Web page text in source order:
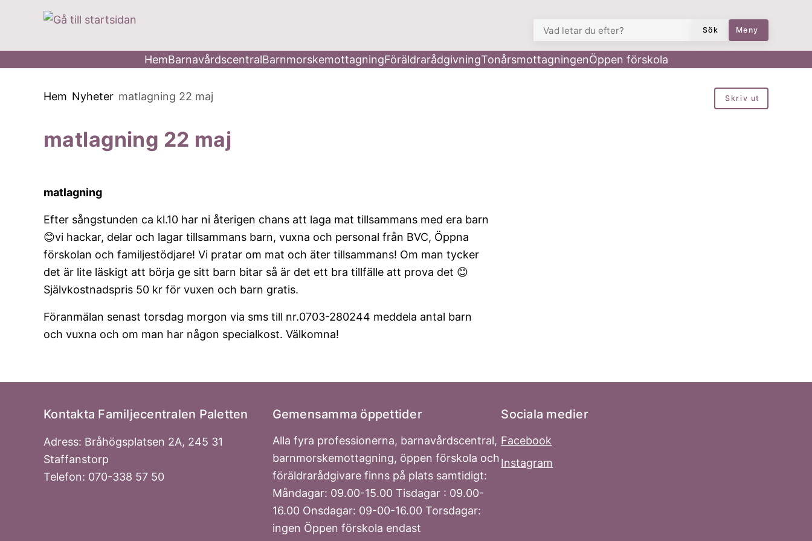
till innehåll
till huvudmeny
Sök
Meny
HemBarnavårdscentralBarnmorskemottagningFöräldrarådgivningTonårsmottagningenÖppen förskola
Du är här:
Hem Nyheter matlagning 22 maj Skriv ut
matlagning 22 maj
matlagning
Efter sångstunden ca kl.10 har ni återigen chans att laga mat tillsammans med era barn
😊vi hackar, delar och lagar tillsammans barn, vuxna och personal från BVC, Öppna
förskolan och familjestödjare! Vi pratar om mat och äter tillsammans! Om man tycker
det är lite läskigt att börja ge sitt barn bitar så är det ett bra tillfälle att prova det 😊
Självkostnadspris 50 kr för vuxen och barn gratis.
Föranmälan senast torsdag morgon via sms till nr.0703-280244 meddela antal barn
och vuxna och om man har någon specialkost. Välkomna!
Kontakta Familjecentralen Paletten
Adress: Bråhögsplatsen 2A, 245 31
Staffanstorp
Telefon: 070-338 57 50
Gemensamma öppettider
Alla fyra professionerna, barnavårdscentral,
barnmorskemottagning, öppen förskola och
föräldrarådgivare finns på plats samtidigt:
Måndagar: 09.00-15.00 Tisdagar : 09.00-
16.00 Onsdagar: 09-00-16.00 Torsdagar:
ingen Öppen förskola endast
Sociala medier
Facebook
Instagram